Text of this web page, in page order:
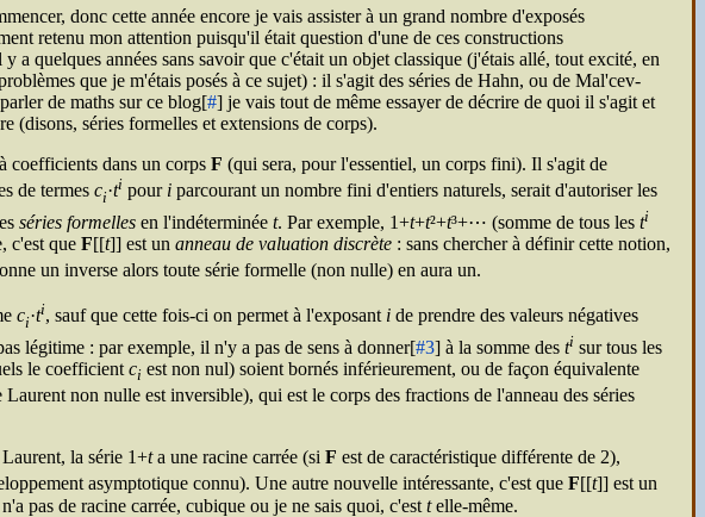
donc cette année encore je vais assister à un grand nombre d'exposés
retenu mon attention puisqu'il était question d'une de ces constructions
quelques années sans savoir que c'était un objet classique (j'étais allé, tout excité, en
que je m'étais posés à ce sujet) : il s'agit des séries de Hahn, ou de Mal'cev-
de maths sur ce blog[#] je vais tout de même essayer de décrire de quoi il s'agit et
(disons, séries formelles et extensions de corps).
coefficients dans un corps F (qui sera, pour l'essentiel, un corps fini). Il s'agit de
de termes ci·ti pour i parcourant un nombre fini d'entiers naturels, serait d'autoriser les
séries formelles en l'indéterminée t. Par exemple, 1+t+t²+t³+⋯ (somme de tous les ti
c'est que F[[t]] est un anneau de valuation discrète : sans chercher à définir cette notion,
un inverse alors toute série formelle (non nulle) en aura un.
ci·ti, sauf que cette fois-ci on permet à l'exposant i de prendre des valeurs négatives
légitime : par exemple, il n'y a pas de sens à donner[#3] à la somme des ti sur tous les
le coefficient ci est non nul) soient bornés inférieurement, ou de façon équivalente
Laurent non nulle est inversible), qui est le corps des fractions de l'anneau des séries
la série 1+ta une racine carrée (si F est de caractéristique différente de 2),
asymptotique connu). Une autre nouvelle intéressante, c'est que F[[t]] est un
pas de racine carrée, cubique ou je ne sais quoi, c'est telle-même.